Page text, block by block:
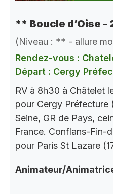
** Boucle d’Oise -
(Niveau : ** - allure
Rendez-vous :
Départ : Cergy
RV à 8h30 à Châtelet
pour Cergy Préfecture
Seine, GR de Pays,
France. Conflans-Fin-
pour Paris St Lazare
Animateur/